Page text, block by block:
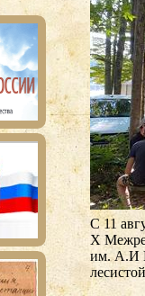
С 11
X
им. А.И